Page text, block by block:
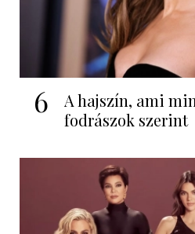
6
A hajszín, ami
fodrászok szerint